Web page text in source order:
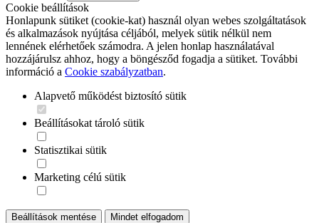
Cookie beállítások
Honlapunk sütiket (cookie-kat) használ olyan webes szolgáltatások
és alkalmazások nyújtása céljából, melyek sütik nélkül nem
lennének elérhetőek számodra. A jelen honlap használatával
hozzájárulsz ahhoz, hogy a böngésződ fogadja a sütiket. További
információ a Cookie szabályzatban.
Alapvető működést biztosító sütik
Beállításokat tároló sütik
Statisztikai sütik
Marketing célú sütik
Beállítások mentése Mindet elfogadom